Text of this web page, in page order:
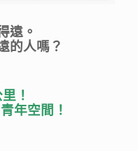
遠。
的人嗎？
！
年空間！